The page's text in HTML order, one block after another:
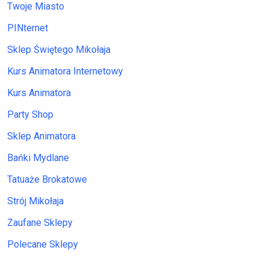
Twoje Miasto
PINternet
Sklep Świętego Mikołaja
Kurs Animatora Internetowy
Kurs Animatora
Party Shop
Sklep Animatora
Bańki Mydlane
Tatuaże Brokatowe
Strój Mikołaja
Zaufane Sklepy
Polecane Sklepy